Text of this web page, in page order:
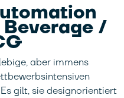
/
aber immens
gilt, sie designorientiert